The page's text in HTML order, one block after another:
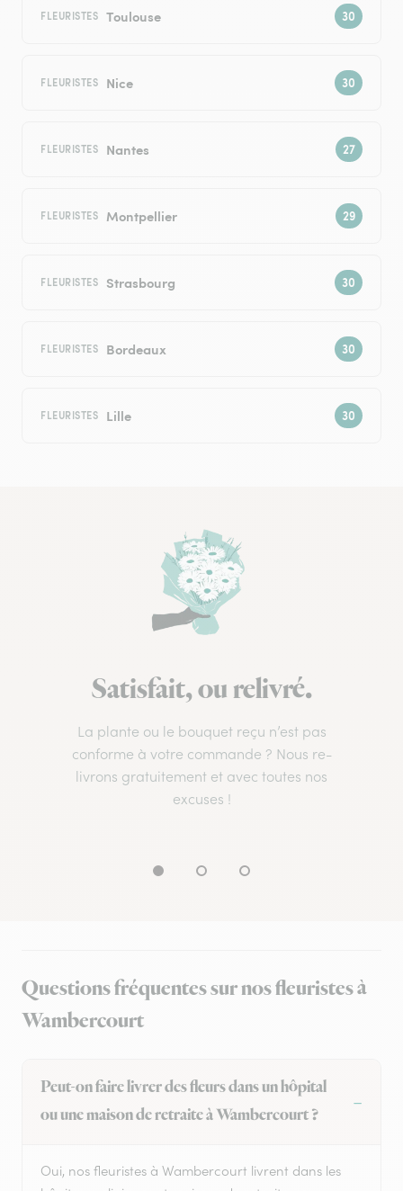
FLEURISTES Toulouse
FLEURISTES Nice
FLEURISTES Nantes
FLEURISTES Montpellier
FLEURISTES Strasbourg
FLEURISTES Bordeaux
FLEURISTES Lille
Satisfait, ou relivré.
La plante ou le bouquet reçu n’est pas
conforme à votre commande ? Nous re-
livrons gratuitement et avec toutes nos
excuses !
Questions fréquentes sur nos fleuristes à
Wambercourt
Peut-on faire livrer des fleurs dans un hôpital
ou une maison de retraite à Wambercourt ?
Oui, nos fleuristes à Wambercourt livrent dans les